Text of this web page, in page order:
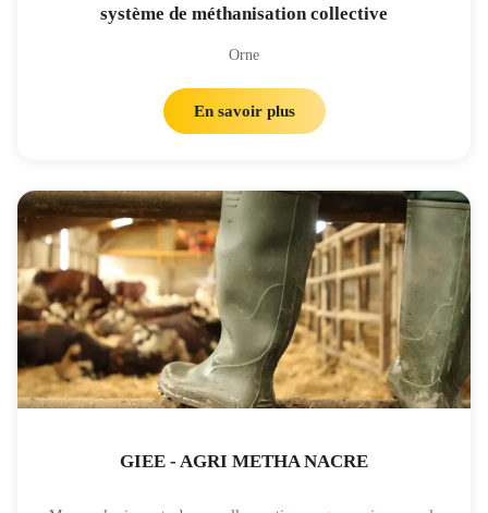
système de méthanisation collective
Orne
En savoir plus
GIEE - AGRI METHA NACRE